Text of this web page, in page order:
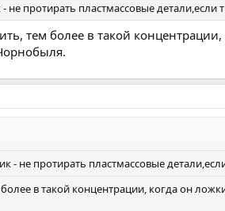
протирать пластмассовые детали,если
тем более в такой
не протирать пластмассовые
в такой концентрации, когда он